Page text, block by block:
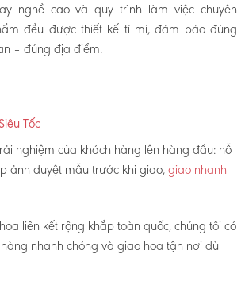
nghề cao và quy trình làm việc chuyên
đều được thiết kế tỉ mỉ, đảm bảo đúng
– đúng địa điểm.
Tốc
nghiệm của khách hàng lên hàng đầu: hỗ
ảnh duyệt mẫu trước khi giao,giao nhanh
liên kết rộng khắp toàn quốc, chúng tôi có
nhanh chóng và giao hoa tận nơi dù